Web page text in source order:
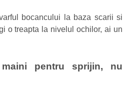
bocancului la baza scarii si
o treapta la nivelul ochilor, ai un
pentru sprijin, nu